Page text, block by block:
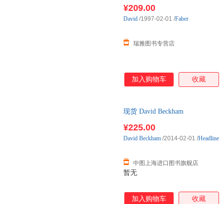
¥209.00
瑞雅图书专营店
David /1997-02-01 /Faber
加入购物车 收藏
现货 David Beckham
暂无
¥225.00
中图上海进口图书旗舰店
David Beckham /2014-02-01 /
加入购物车 收藏